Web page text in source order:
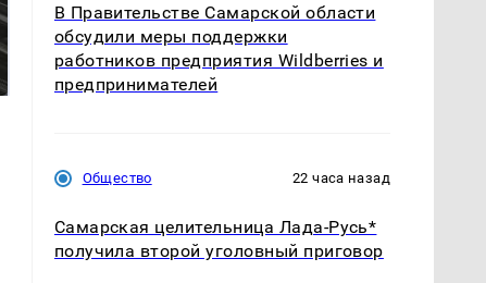
Такую зиму в России
никто не ждал: как
так?!
Как выглядит место
крушение вертолета на
В Правительстве Самарской области
обсудили меры поддержки
работников предприятия Wildberries и
предпринимателей
Общество 22 часа назад
Самарская целительница Лада-Русь*
получила второй уголовный приговор